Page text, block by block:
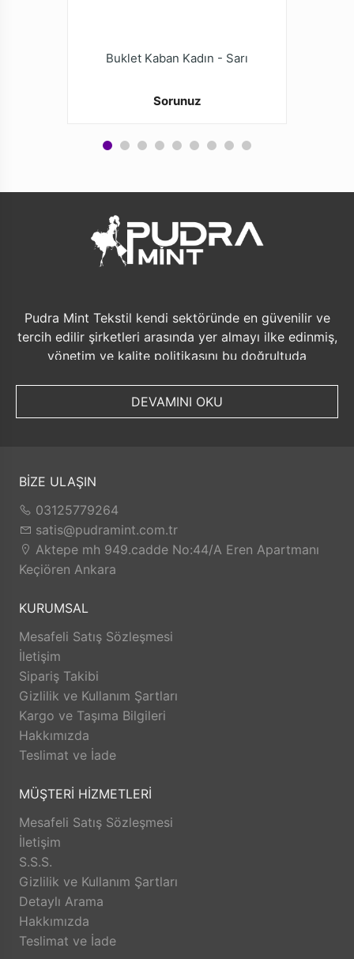
Buklet Kaban Kadın - Sarı
Sorunuz
Pudra Mint Tekstil kendi sektöründe en güvenilir ve
tercih edilir şirketleri arasında yer almayı ilke edinmiş,
yönetim ve kalite politikasını bu doğrultuda
amacıyla aşağıdaki ana başlıkları belirlemiştir. •
Müşteri memnuniyeti odaklı yönetim sistemini
için gerekli kaynağın ayrılması ve iş planının
oluşturulmasını, • Örme kumaş boya ve apre
fabrikamızı hizmet ve kalite bakımından uluslar arası
boyutta söz sahibi sanayi kuruluşları arasında
tanınırlığı arttırmak • Sürekli gelişimi sağlamak ve
Çalışanlarının sağlığını, güvenliğini, bugününü ve
memnuniyetini artırmak amacıyla sürekli aktiviteler
düzenleyerek eğitim ve bireysel gelişimini artırmak,
şeffaf yönetim ilkesi doğrultusunda bilgi, sorumluluk
paylaşımı ile yetkilendirilmiş takım ruhunu sürekli
zinde tutmak. • Müşterilerimiz ile işbirliğini her
fırsatta geliştirmeyi amaçlamaktayız.
DEVAMINI OKU
BİZE ULAŞIN
03125779264
satis@pudramint.com.tr
Aktepe mh 949.cadde No:44/A Eren Apartmanı
Keçiören Ankara
KURUMSAL
Mesafeli Satış Sözleşmesi
İletişim
Sipariş Takibi
Gizlilik ve Kullanım Şartları
Kargo ve Taşıma Bilgileri
Hakkımızda
Teslimat ve İade
MÜŞTERİ HİZMETLERİ
Mesafeli Satış Sözleşmesi
İletişim
S.S.S.
Gizlilik ve Kullanım Şartları
Detaylı Arama
Hakkımızda
Teslimat ve İade